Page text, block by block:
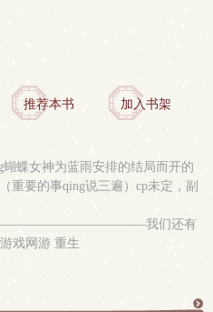
推荐本书 加入书架
蝴蝶女神为蓝雨安排的结局而开的
重要的事qing说三遍）cp未定，副
我们还有
戏网游 重生